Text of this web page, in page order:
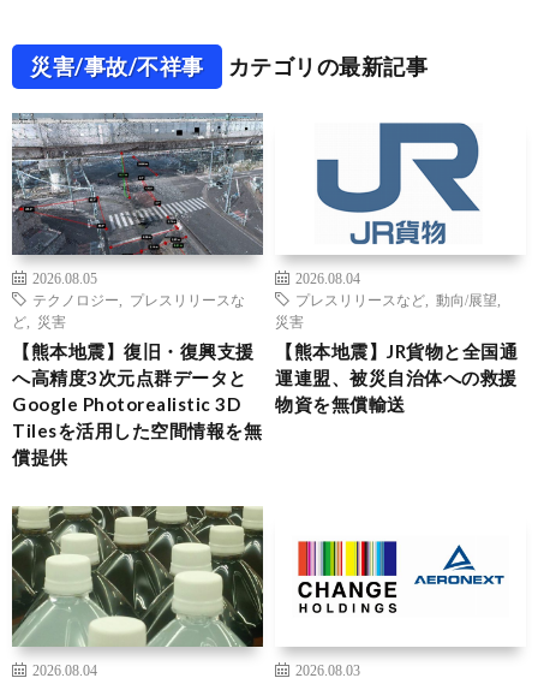
災害/事故/不祥事 カテゴリの最新記事
2026.08.05
テクノロジー
プレスリリースな
ど
災害
【熊本地震】復旧・復興支援
へ高精度3次元点群データと
Google Photorealistic 3D
Tilesを活用した空間情報を無
償提供
2026.08.04
プレスリリースなど
動向/展望
災害
【熊本地震】JR貨物と全国通
運連盟、被災自治体への救援
物資を無償輸送
2026.08.04
2026.08.03